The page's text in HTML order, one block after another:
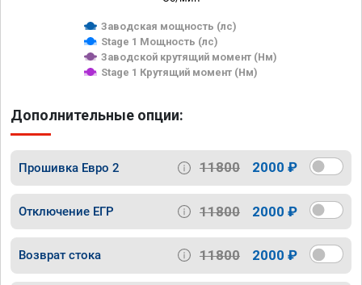
Заводская мощность (лс)
Stage 1 Мощность (лс)
Заводской крутящий момент (Нм)
Stage 1 Крутящий момент (Нм)
Дополнительные опции:
Прошивка Евро 2 11800 2000 ₽
Отключение ЕГР 11800 2000 ₽
Возврат стока 11800 2000 ₽